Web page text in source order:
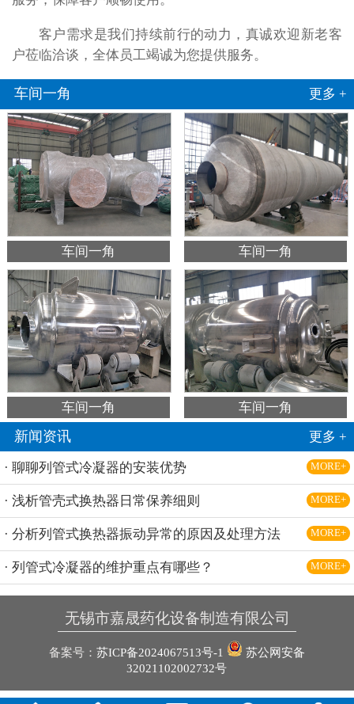
客户需求是我们持续前行的动力，真诚欢迎新老客
户莅临洽谈，全体员工竭诚为您提供服务。
车间一角 更多 +
车间一角 车间一角
车间一角 车间一角
新闻资讯 更多 +
· 聊聊列管式冷凝器的安装优势 MORE+
· 浅析管壳式换热器日常保养细则 MORE+
· 分析列管式换热器振动异常的原因及处理方法 MORE+
· 列管式冷凝器的维护重点有哪些？ MORE+
无锡市嘉晟药化设备制造有限公司
备案号： 苏ICP备2024067513号-1
苏公网安备
32021102002732号